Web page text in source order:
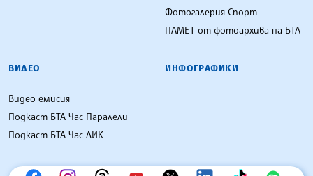
Фотогалерия Спорт
ПАМЕТ от фотоархива на БТА
ВИДЕО
Видео емисия
Подкаст БТА Час Паралели
Подкаст БТА Час ЛИК
ИНФОГРАФИКИ